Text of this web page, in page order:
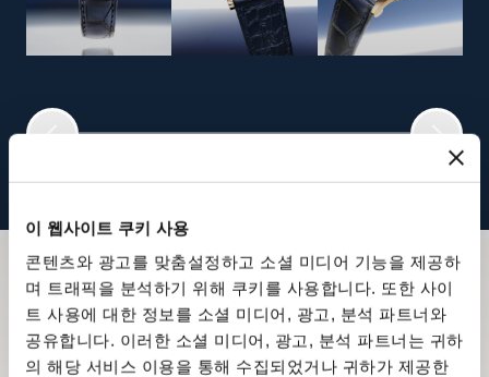
이 웹사이트 쿠키 사용
콘텐츠와 광고를 맞춤설정하고 소셜 미디어 기능을 제공하
며 트래픽을 분석하기 위해 쿠키를 사용합니다. 또한 사이
트 사용에 대한 정보를 소셜 미디어, 광고, 분석 파트너와
공유합니다. 이러한 소셜 미디어, 광고, 분석 파트너는 귀하
의 해당 서비스 이용을 통해 수집되었거나 귀하가 제공한
뉴스레터 구독하기
뉴스레터를 통해 브레게 하우스의 최신 소식과 신제품 정
보를 받아 보세요.